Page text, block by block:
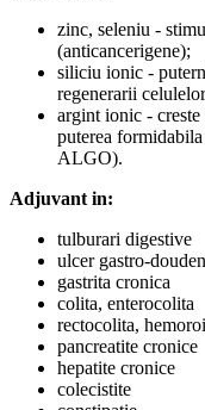
zinc, seleniu -
(anticancerigene);
siliciu ionic -
regenerarii
argint ionic -
puterea
ALGO).
Adjuvant in:
tulburari digestive
ulcer gastro-
gastrita cronica
colita, enterocolita
rectocolita,
pancreatite cronice
hepatite cronice
colecistite